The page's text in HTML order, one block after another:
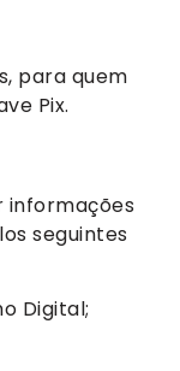
para quem
Pix.
informações
seguintes
Digital;